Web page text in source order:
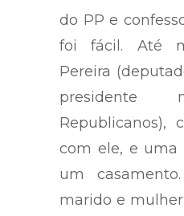
marcaram a
do PP e
foi fácil. Até
Pereira
presidente
Republicanos),
com ele, e uma
um